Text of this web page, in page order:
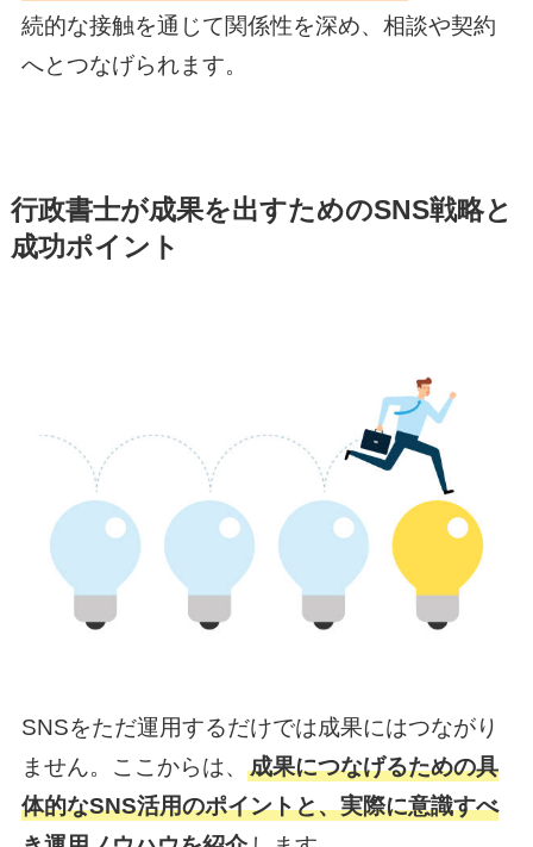
続的な接触を通じて関係性を深め、相談や契約
へとつなげられます。
行政書士が成果を出すためのSNS戦略と
成功ポイント
SNSをただ運用するだけでは成果にはつながり
ません。ここからは、 成果につなげるための具
体的なSNS活用のポイントと、実際に意識すべ